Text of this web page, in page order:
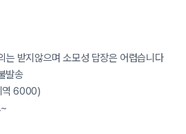
받지않으며 소모성 답장은 어렵습니다
발송
역 6000)